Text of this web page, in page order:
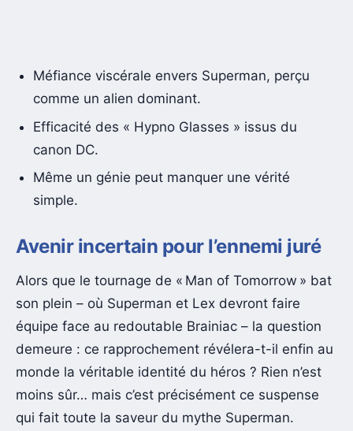
Méfiance viscérale envers Superman, perçu
comme un alien dominant.
Efficacité des « Hypno Glasses » issus du
canon DC.
Même un génie peut manquer une vérité
simple.
Avenir incertain pour l’ennemi juré
Alors que le tournage de « Man of Tomorrow » bat
son plein – où Superman et Lex devront faire
équipe face au redoutable Brainiac – la question
demeure : ce rapprochement révélera-t-il enfin au
monde la véritable identité du héros ? Rien n’est
moins sûr… mais c’est précisément ce suspense
qui fait toute la saveur du mythe Superman.